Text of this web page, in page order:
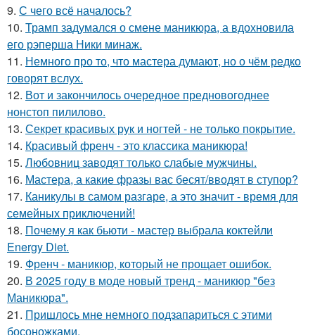
9. С чего всё началось?
10. Трамп задумался о смене маникюра, а вдохновила
его рэперша Ники минаж.
11. Немного про то, что мастера думают, но о чём редко
говорят вслух.
12. Вот и закончилось очередное предновогоднее
нонстоп пилилово.
13. Секрет красивых рук и ногтей - не только покрытие.
14. Красивый френч - это классика маникюра!
15. Любовниц заводят только слабые мужчины.
16. Мастера, а какие фразы вас бесят/вводят в ступор?
17. Каникулы в самом разгаре, а это значит - время для
семейных приключений!
18. Почему я как бьюти - мастер выбрала коктейли
Energy Diet.
19. Френч - маникюр, который не прощает ошибок.
20. В 2025 году в моде новый тренд - маникюр "без
Маникюра".
21. Пришлось мне немного подзапариться с этими
босоножками.